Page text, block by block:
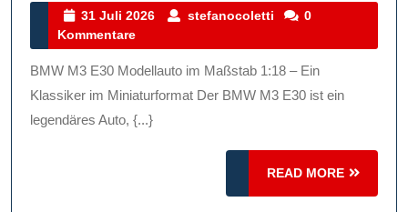
E30
1:18
–
Detailgetreue
Miniatur
31 Juli 2026
31
2026
stefanocoletti stefanocoletti
0
Kommentare
BMW M3 E30 Modellauto im Maßstab 1:18 – Ein
Klassiker im Miniaturformat Der BMW M3 E30 ist ein
legendäres Auto, {...}
READ MORE
READ
MORE